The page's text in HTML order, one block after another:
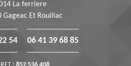
La ferriere
Gageac Et Rouillac
54 06 41 39 68 85